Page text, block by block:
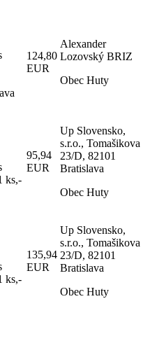
124,80
EUR
Alexander
Lozovský BRIZ
Obec Huty
ks,-
95,94
EUR
Up Slovensko,
s.r.o., Tomašikova
23/D, 82101
Bratislava
Obec Huty
ks,-
135,94
EUR
Up Slovensko,
s.r.o., Tomašikova
23/D, 82101
Bratislava
Obec Huty